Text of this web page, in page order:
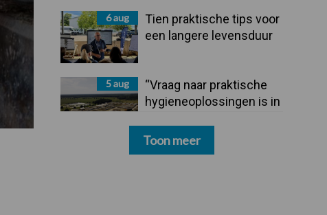
6 aug
Tien praktische tips voor
een langere levensduur
5 aug
“Vraag naar praktische
hygieneoplossingen is in
Toon meer